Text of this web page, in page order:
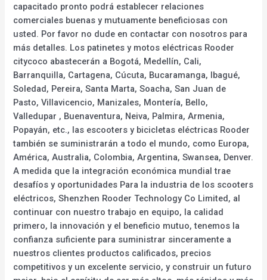
capacitado pronto podrá establecer relaciones
comerciales buenas y mutuamente beneficiosas con
usted. Por favor no dude en contactar con nosotros para
más detalles. Los patinetes y motos eléctricas Rooder
citycoco abastecerán a Bogotá, Medellín, Cali,
Barranquilla, Cartagena, Cúcuta, Bucaramanga, Ibagué,
Soledad, Pereira, Santa Marta, Soacha, San Juan de
Pasto, Villavicencio, Manizales, Montería, Bello,
Valledupar , Buenaventura, Neiva, Palmira, Armenia,
Popayán, etc., las escooters y bicicletas eléctricas Rooder
también se suministrarán a todo el mundo, como Europa,
América, Australia, Colombia, Argentina, Swansea, Denver.
A medida que la integración económica mundial trae
desafíos y oportunidades Para la industria de los scooters
eléctricos, Shenzhen Rooder Technology Co Limited, al
continuar con nuestro trabajo en equipo, la calidad
primero, la innovación y el beneficio mutuo, tenemos la
confianza suficiente para suministrar sinceramente a
nuestros clientes productos calificados, precios
competitivos y un excelente servicio, y construir un futuro